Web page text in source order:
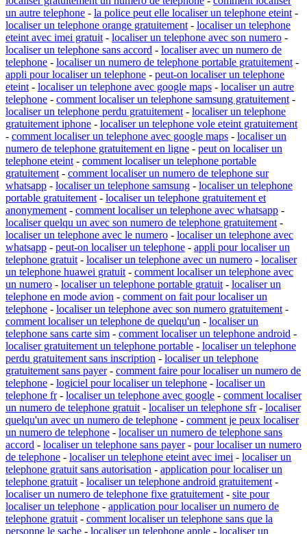
un autre telephone - la police peut elle localiser un telephone eteint -
localiser un telephone orange gratuitement - localiser un telephone
eteint avec imei gratuit - localiser un telephone avec son numero -
localiser un telephone sans accord - localiser avec un numero de
telephone - localiser un numero de telephone portable gratuitement -
appli pour localiser un telephone - peut-on localiser un telephone
eteint - localiser un telephone avec google maps - localiser un autre
telephone - comment localiser un telephone samsung gratuitement -
localiser un telephone perdu gratuitement - localiser un telephone
gratuitement iphone - localiser un telephone vole eteint gratuitement
- comment localiser un telephone avec google maps - localiser un
numero de telephone gratuitement en ligne - peut on localiser un
telephone eteint - comment localiser un telephone portable
gratuitement - comment localiser un numero de telephone sur
whatsapp - localiser un telephone samsung - localiser un telephone
portable gratuitement - localiser un telephone gratuitement et
anonymement - comment localiser un telephone avec whatsapp -
localiser quelqu un avec son numero de telephone gratuitement -
localiser un telephone avec le numero - localiser un telephone avec
whatsapp - peut-on localiser un telephone - appli pour localiser un
telephone gratuit - localiser un telephone avec un numero - localiser
un telephone huawei gratuit - comment localiser un telephone avec
un numero - localiser un telephone portable gratuit - localiser un
telephone en mode avion - comment on fait pour localiser un
telephone - localiser un telephone avec son numero gratuitement -
comment localiser un telephone de quelqu'un - localiser un
telephone sans carte sim - comment localiser un telephone android -
localiser gratuitement un telephone portable - localiser un telephone
perdu gratuitement sans inscription - localiser un telephone
gratuitement sans payer- comment faire pour localiser un numero de
telephone - logiciel pour localiser un telephone - localiser un
telephone fr- localiser un telephone avec google - comment localiser
un numero de telephone gratuit - localiser un telephone sfr- localiser
quelqu'un avec un numero de telephone - comment je peux localiser
un numero de telephone - localiser un numero de telephone sans
accord - localiser un telephone sans payer- pour localiser un numero
de telephone - localiser un telephone eteint avec imei - localiser un
telephone gratuit sans autorisation - application pour localiser un
telephone gratuit - localiser un telephone android gratuitement -
localiser un numero de telephone fixe gratuitement - site pour
localiser un telephone - application pour localiser un numero de
telephone gratuit - comment localiser un telephone sans que la
personne le sache - localiser un telephone apple - localiser un